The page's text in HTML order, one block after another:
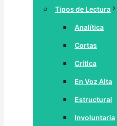
Tipos de Lectura
Analítica
Cortas
Crítica
En Voz Alta
Estructural
Involuntaria